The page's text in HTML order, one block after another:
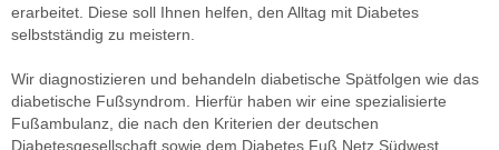
erarbeitet. Diese soll Ihnen helfen, den Alltag mit Diabetes
selbstständig zu meistern.
Wir diagnostizieren und behandeln diabetische Spätfolgen wie das
diabetische Fußsyndrom. Hierfür haben wir eine spezialisierte
Fußambulanz, die nach den Kriterien der deutschen
Diabetesgesellschaft sowie dem Diabetes Fuß Netz Südwest